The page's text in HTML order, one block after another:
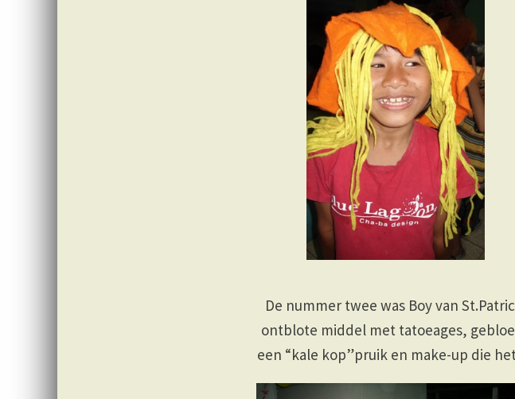
De nummer twee was Boy van
ontblote middel met tatoeages,
een “kale kop”pruik en make-up die